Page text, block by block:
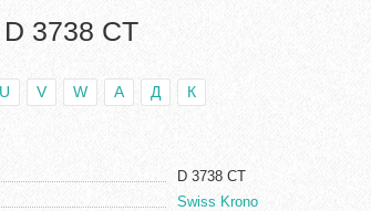
3738 CT
U V W А Д К
D 3738 CT
Swiss Krono